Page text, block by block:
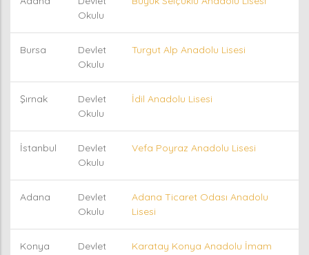
Okulu
Bursa
Devlet
Okulu
Turgut Alp Anadolu Lisesi
Şırnak
Devlet
Okulu
İdil Anadolu Lisesi
İstanbul
Devlet
Okulu
Vefa Poyraz Anadolu Lisesi
Adana
Devlet
Okulu
Adana Ticaret Odası Anadolu
Lisesi
Konya
Devlet
Karatay Konya Anadolu İmam